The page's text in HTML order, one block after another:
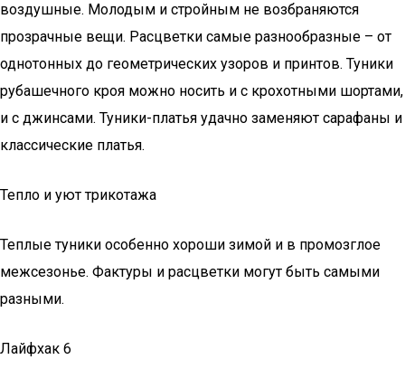
воздушные. Молодым и стройным не возбраняются
прозрачные вещи. Расцветки самые разнообразные – от
однотонных до геометрических узоров и принтов. Туники
рубашечного кроя можно носить и с крохотными шортами,
и с джинсами. Туники-платья удачно заменяют сарафаны и
классические платья.
Тепло и уют трикотажа
Теплые туники особенно хороши зимой и в промозглое
межсезонье. Фактуры и расцветки могут быть самыми
разными.
Лайфхак 6